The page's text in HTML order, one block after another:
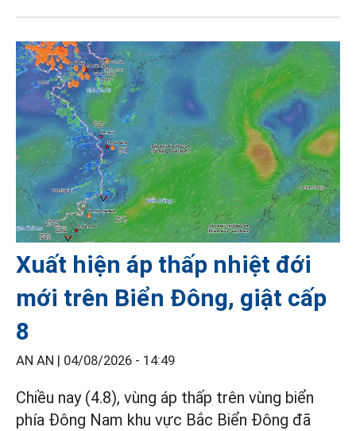
Xuất hiện áp thấp nhiệt đới
mới trên Biển Đông, giật cấp
8
AN AN | 04/08/2026 - 14:49
Chiều nay (4.8), vùng áp thấp trên vùng biển
phía Đông Nam khu vực Bắc Biển Đông đã